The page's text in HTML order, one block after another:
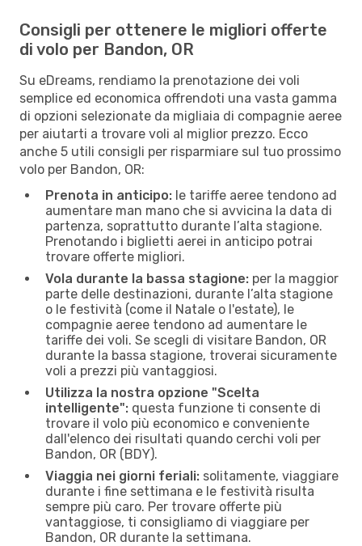
Consigli per ottenere le migliori offerte
di volo per Bandon, OR
Su eDreams, rendiamo la prenotazione dei voli
semplice ed economica offrendoti una vasta gamma
di opzioni selezionate da migliaia di compagnie aeree
per aiutarti a trovare voli al miglior prezzo. Ecco
anche 5 utili consigli per risparmiare sul tuo prossimo
volo per Bandon, OR:
Prenota in anticipo: le tariffe aeree tendono ad
aumentare man mano che si avvicina la data di
partenza, soprattutto durante l’alta stagione.
Prenotando i biglietti aerei in anticipo potrai
trovare offerte migliori.
Vola durante la bassa stagione: per la maggior
parte delle destinazioni, durante l’alta stagione
o le festività (come il Natale o l'estate), le
compagnie aeree tendono ad aumentare le
tariffe dei voli. Se scegli di visitare Bandon, OR
durante la bassa stagione, troverai sicuramente
voli a prezzi più vantaggiosi.
Utilizza la nostra opzione "Scelta
intelligente": questa funzione ti consente di
trovare il volo più economico e conveniente
dall'elenco dei risultati quando cerchi voli per
Bandon, OR (BDY).
Viaggia nei giorni feriali: solitamente, viaggiare
durante i fine settimana e le festività risulta
sempre più caro. Per trovare offerte più
vantaggiose, ti consigliamo di viaggiare per
Bandon, OR durante la settimana.